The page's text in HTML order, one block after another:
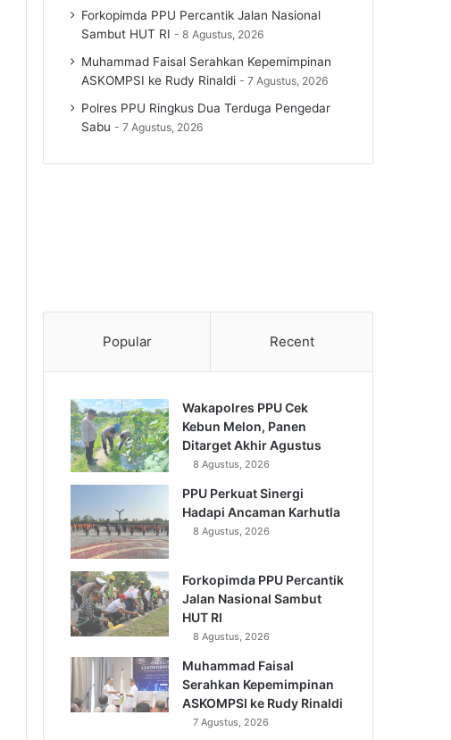
Forkopimda PPU Percantik Jalan Nasional
Sambut HUT RI
8 Agustus, 2026
Muhammad Faisal Serahkan Kepemimpinan
ASKOMPSI ke Rudy Rinaldi
7 Agustus, 2026
Polres PPU Ringkus Dua Terduga Pengedar
Sabu
7 Agustus, 2026
Popular Recent
Wakapolres PPU Cek
Kebun Melon, Panen
Ditarget Akhir Agustus
8 Agustus, 2026
PPU Perkuat Sinergi
Hadapi Ancaman Karhutla
8 Agustus, 2026
Forkopimda PPU Percantik
Jalan Nasional Sambut
HUT RI
8 Agustus, 2026
Muhammad Faisal
Serahkan Kepemimpinan
ASKOMPSI ke Rudy Rinaldi
7 Agustus, 2026